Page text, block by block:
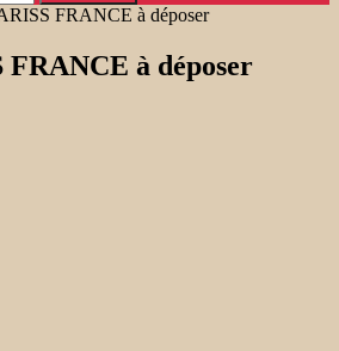
FRANCE à déposer
FRANCE à déposer